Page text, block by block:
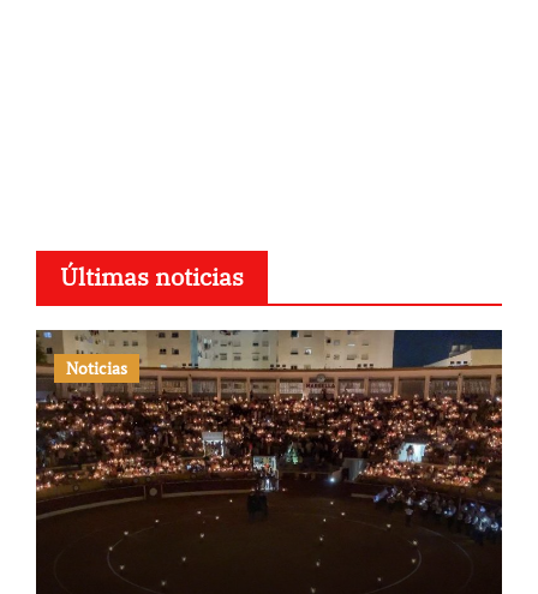
Últimas noticias
Noticias